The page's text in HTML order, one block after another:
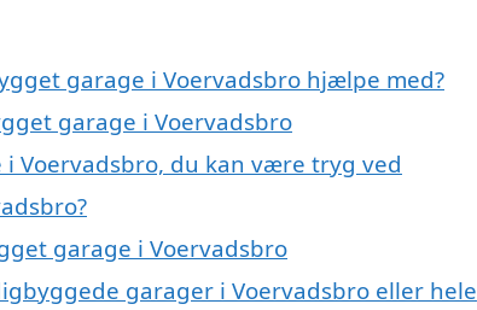
garage i Voervadsbro hjælpe med?
garage i Voervadsbro
Voervadsbro, du kan være tryg ved
garage i Voervadsbro
garager i Voervadsbro eller hele